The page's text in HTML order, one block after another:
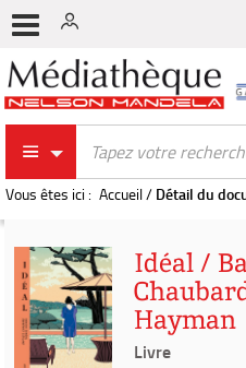
Vous êtes ici : Accueil/ Détail du
Idéal /
Hayman
Livre